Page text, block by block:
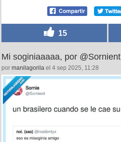
15
Mi soginiaaaaa, por @Sornient
por manilagorila el 4 sep 2025, 11:28